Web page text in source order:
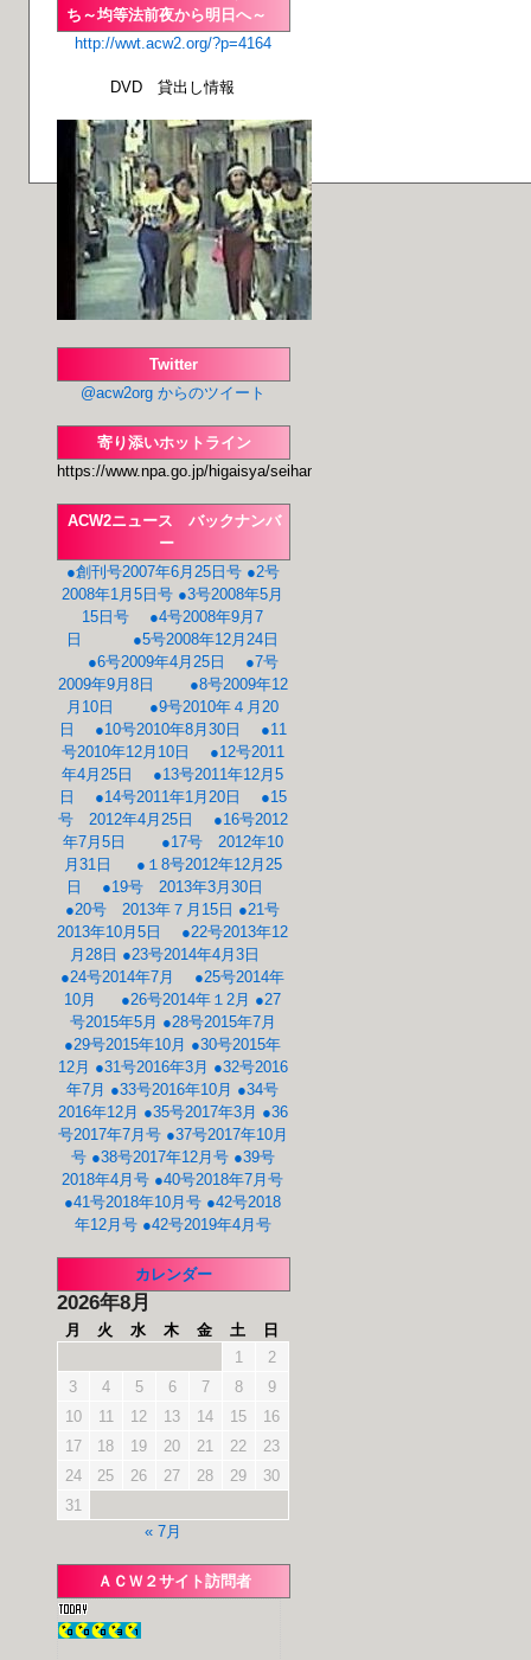
ち～均等法前夜から明日へ～
http://wwt.acw2.org/?p=4164
DVD 貸出し情報
Twitter
@acw2org からのツイート
寄り添いホットライン
https://www.npa.go.jp/higaisya/seihanzai/
ACW2ニュース バックナンバ
ー
●創刊号2007年6月25日号 ●2号
2008年1月5日号 ●3号2008年5月
15日号
●4号2008年9月7
日
●5号2008年12月24日
●6号2009年4月25日
●7号
2009年9月8日
●8号2009年12
月10日
●9号2010年４月20
日
●10号2010年8月30日
●11
号2010年12月10日
●12号2011
年4月25日
●13号2011年12月5
日
●14号2011年1月20日
●15
号 2012年4月25日
●16号2012
年7月5日
●17号 2012年10
月31日
●１8号2012年12月25
日
●19号 2013年3月30日
●20号 2013年７月15日 ●21号
2013年10月5日
●22号2013年12
月28日 ●23号2014年4月3日
●24号2014年7月
●25号2014年
10月
●26号2014年１2月 ●27
号2015年5月 ●28号2015年7月
●29号2015年10月 ●30号2015年
12月 ●31号2016年3月 ●32号2016
年7月 ●33号2016年10月 ●34号
2016年12月 ●35号2017年3月 ●36
号2017年7月号 ●37号2017年10月
号 ●38号2017年12月号 ●39号
2018年4月号 ●40号2018年7月号
●41号2018年10月号 ●42号2018
年12月号 ●42号2019年4月号
カレンダー
2026年8月
月 火 水 木 金 土
日
1
2
3
4 5 6 7 8
9
10
11 12 13 14 15
16
17
18 19 20 21 22
23
24
25 26 27 28 29
30
31
« 7月
ＡＣＷ２サイト訪問者